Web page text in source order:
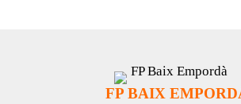
FP BAIX